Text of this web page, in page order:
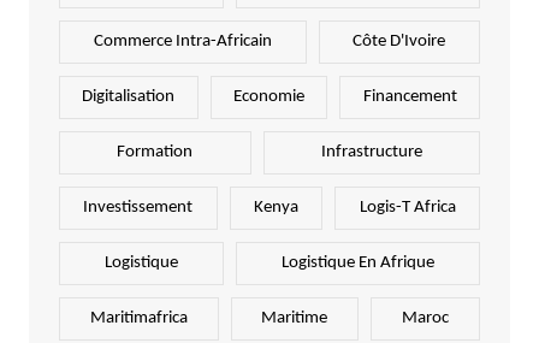
Commerce Intra-Africain Côte D'Ivoire
Digitalisation Economie Financement
Formation Infrastructure
Investissement Kenya Logis-T Africa
Logistique Logistique En Afrique
Maritimafrica Maritime Maroc